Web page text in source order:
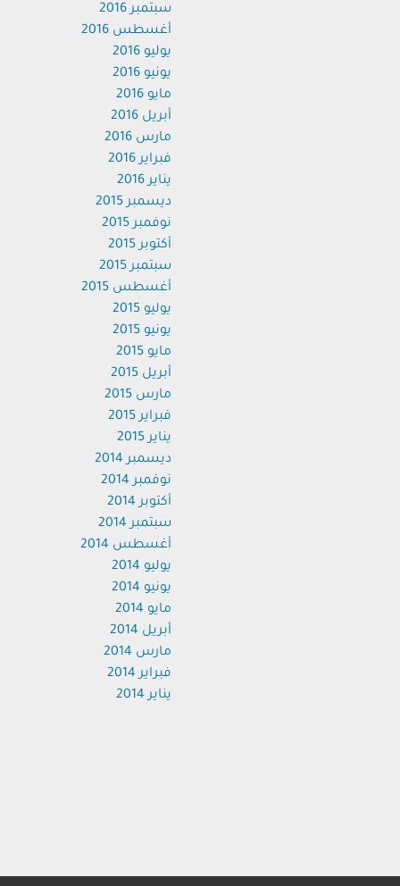
سبتمبر 2016
أغسطس 2016
يوليو 2016
يونيو 2016
مايو 2016
أبريل 2016
مارس 2016
فبراير 2016
يناير 2016
ديسمبر 2015
نوفمبر 2015
أكتوبر 2015
سبتمبر 2015
أغسطس 2015
يوليو 2015
يونيو 2015
مايو 2015
أبريل 2015
مارس 2015
فبراير 2015
يناير 2015
ديسمبر 2014
نوفمبر 2014
أكتوبر 2014
سبتمبر 2014
أغسطس 2014
يوليو 2014
يونيو 2014
مايو 2014
أبريل 2014
مارس 2014
فبراير 2014
يناير 2014